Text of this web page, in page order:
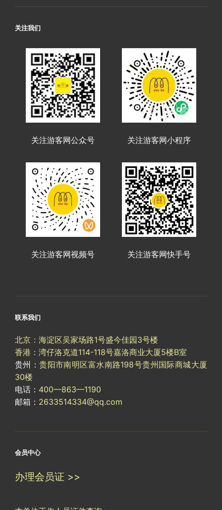
关注我们
关注游客网公众号 关注游客网小程序
关注游客网视频号 关注游客网快手号
联系我们
北京：海淀区吴家场路1号盛今佳园3号楼
香港：湾仔洛克道114-118号嘉洛商业大厦5楼B室
贵州：贵阳市南明区富水南路198号贵州国际商城大厦
30楼
电话： 400—863—1190
邮箱： 2633514334@qq.com
会员中心
办理会员证 >>